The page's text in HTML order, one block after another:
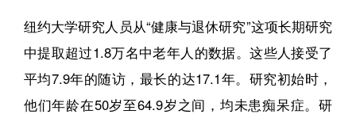
纽约大学研究人员从“健康与退休研究”这项长期研究
中提取超过1.8万名中老年人的数据。这些人接受了
平均7.9年的随访，最长的达17.1年。研究初始时，
他们年龄在50岁至64.9岁之间，均未患痴呆症。研